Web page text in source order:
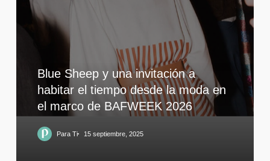
Blue Sheep y una invitación a
habitar el tiempo desde la moda en
el marco de BAFWEEK 2026
Para Ti 15 septiembre, 2025